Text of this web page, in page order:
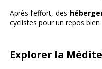
Après l’effort, des
cyclistes pour un repos bien
Explorer la